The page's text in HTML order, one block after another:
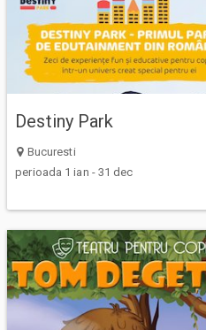
Destiny Park
Bucuresti
perioada 1 ian - 31 dec